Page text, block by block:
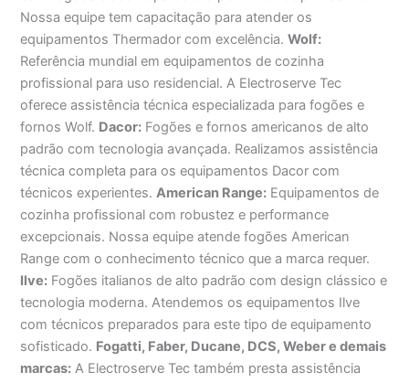
Nossa equipe tem capacitação para atender os
equipamentos Thermador com excelência.Wolf:
Referência mundial em equipamentos de cozinha
profissional para uso residencial. A Electroserve Tec
oferece assistência técnica especializada para fogões e
fornos Wolf. Dacor: Fogões e fornos americanos de alto
padrão com tecnologia avançada. Realizamos assistência
técnica completa para os equipamentos Dacor com
técnicos experientes.American Range: Equipamentos de
cozinha profissional com robustez e performance
excepcionais. Nossa equipe atende fogões American
Range com o conhecimento técnico que a marca requer.
Ilve: Fogões italianos de alto padrão com design clássico e
tecnologia moderna. Atendemos os equipamentos Ilve
com técnicos preparados para este tipo de equipamento
sofisticado. Fogatti, Faber, Ducane, DCS, Weber e demais
marcas: A Electroserve Tec também presta assistência